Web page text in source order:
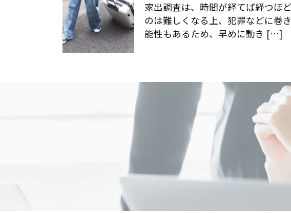
家出調査は、時間が経てば経つほ
のは難しくなる上、犯罪などに巻
能性もあるため、早めに動き […]